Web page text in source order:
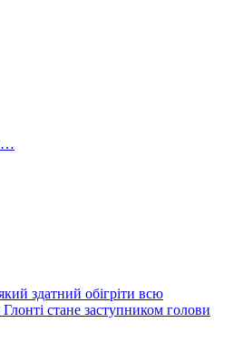
здатний обігріти всю
стане заступником голови